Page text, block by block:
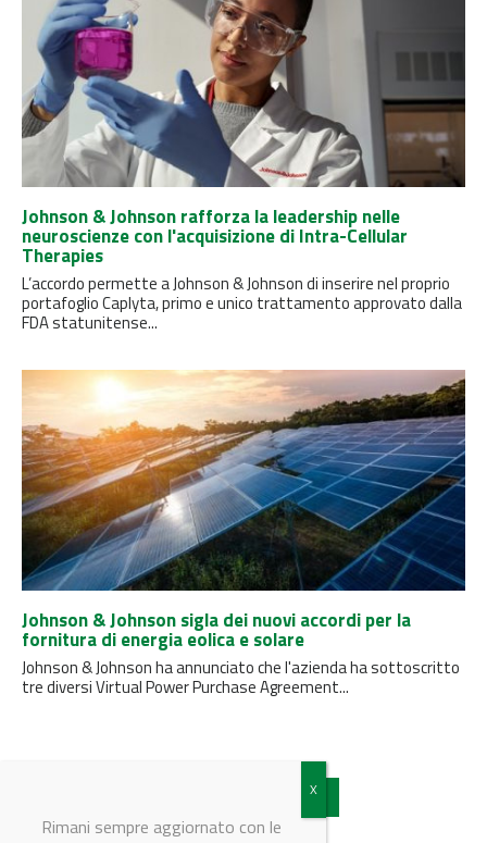
Johnson & Johnson rafforza la leadership nelle
neuroscienze con l'acquisizione di Intra-Cellular
Therapies
L’accordo permette a Johnson & Johnson di inserire nel proprio
portafoglio Caplyta, primo e unico trattamento approvato dalla
FDA statunitense...
Johnson & Johnson sigla dei nuovi accordi per la
fornitura di energia eolica e solare
Johnson & Johnson ha annunciato che l'azienda ha sottoscritto
tre diversi Virtual Power Purchase Agreement...
Vedi tutti gli articoli
Rimani sempre aggiornato con le